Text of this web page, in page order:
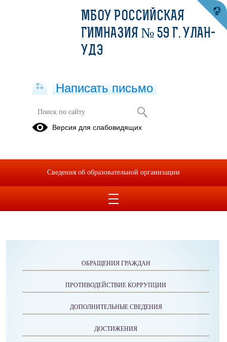
Апелляция ЕГЭ
регламента работы кофликтной комиссии(подача
ОБРАЩЕНИЯ ГРАЖДАН
ПРОТИВОДЕЙСТВИЕ КОРРУПЦИИ
ДОПОЛНИТЕЛЬНЫЕ СВЕДЕНИЯ
ДОСТИЖЕНИЯ
МБОУ РОССИЙСКАЯ
ГИМНАЗИЯ № 59 Г. УЛАН-
УДЭ
Написать письмо
Версия для слабовидящих
Сведения об образовательной организации